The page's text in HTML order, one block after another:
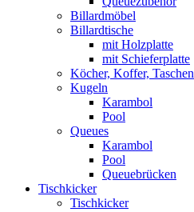
Billardmöbel
Billardtische
mit Holzplatte
mit Schieferplatte
Köcher, Koffer, Taschen
Kugeln
Karambol
Pool
Queues
Karambol
Pool
Queuebrücken
Tischkicker
Tischkicker